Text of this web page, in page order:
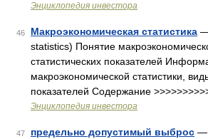
Энциклопедия инвестора
46 Макроэкономическая статистика —
statistics) Понятие
статистических показателей
макроэкономической статистики,
показателей Содержание
Энциклопедия инвестора
47 предельно допустимый выброс —